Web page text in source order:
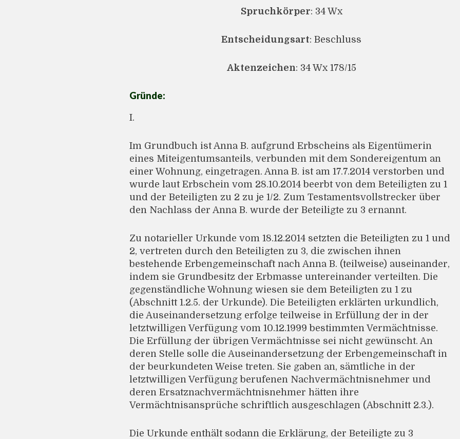
Spruchkörper: 34 Wx
Entscheidungsart: Beschluss
Aktenzeichen: 34 Wx 178/15
Gründe:
I.
Im Grundbuch ist Anna B. aufgrund Erbscheins als Eigentümerin
eines Miteigentumsanteils, verbunden mit dem Sondereigentum an
einer Wohnung, eingetragen. Anna B. ist am 17.7.2014 verstorben und
wurde laut Erbschein vom 28.10.2014 beerbt von dem Beteiligten zu 1
und der Beteiligten zu 2 zu je 1/2. Zum Testamentsvollstrecker über
den Nachlass der Anna B. wurde der Beteiligte zu 3 ernannt.
Zu notarieller Urkunde vom 18.12.2014 setzten die Beteiligten zu 1 und
2, vertreten durch den Beteiligten zu 3, die zwischen ihnen
bestehende Erbengemeinschaft nach Anna B. (teilweise) auseinander,
indem sie Grundbesitz der Erbmasse untereinander verteilten. Die
gegenständliche Wohnung wiesen sie dem Beteiligten zu 1 zu
(Abschnitt 1.2.5. der Urkunde). Die Beteiligten erklärten urkundlich,
die Auseinandersetzung erfolge teilweise in Erfüllung der in der
letztwilligen Verfügung vom 10.12.1999 bestimmten Vermächtnisse.
Die Erfüllung der übrigen Vermächtnisse sei nicht gewünscht. An
deren Stelle solle die Auseinandersetzung der Erbengemeinschaft in
der beurkundeten Weise treten. Sie gaben an, sämtliche in der
letztwilligen Verfügung berufenen Nachvermächtnisnehmer und
deren Ersatznachvermächtnisnehmer hätten ihre
Vermächtnisansprüche schriftlich ausgeschlagen (Abschnitt 2.3.).
Die Urkunde enthält sodann die Erklärung, der Beteiligte zu 3